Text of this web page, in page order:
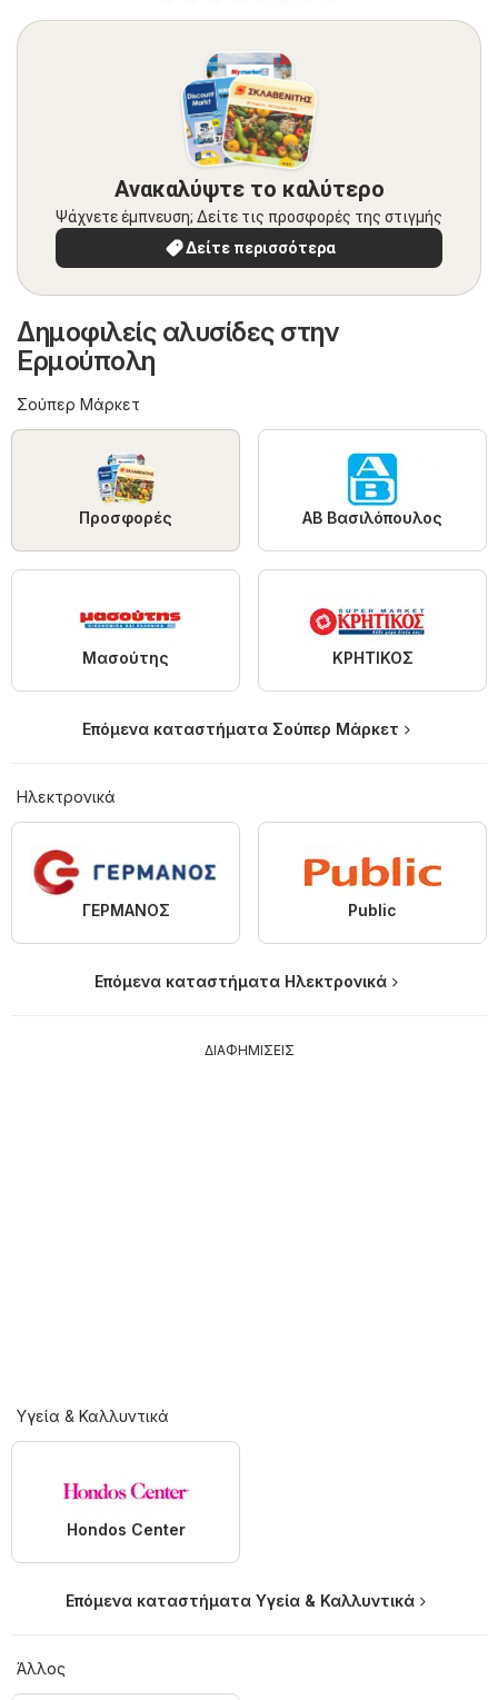
Ανακαλύψτε το καλύτερο
Ψάχνετε έμπνευση; Δείτε τις προσφορές της στιγμής
Δείτε περισσότερα
Δημοφιλείς αλυσίδες στην
Ερμούπολη
Σούπερ Μάρκετ
Προσφορές ΑΒ Βασιλόπουλος
Μασούτης ΚΡΗΤΙΚΟΣ
Επόμενα καταστήματα Σούπερ Μάρκετ
Hλεκτρονικά
ΓΕΡΜΑΝΟΣ Public
Επόμενα καταστήματα Hλεκτρονικά
ΔΙΑΦΗΜΙΣΕΙΣ
Υγεία & Καλλυντικά
Hondos Center
Επόμενα καταστήματα Υγεία & Καλλυντικά
Άλλος